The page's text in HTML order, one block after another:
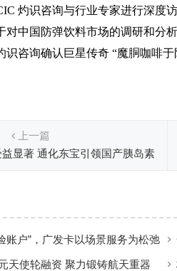
灼识咨询与行业专家进行深度
对中国防弹饮料市场的调研和分
识咨询确认巨星传奇 “魔胴咖啡
上一篇
显著 通化东宝引领国产胰岛素
账户”，广发卡以场景服务为松弛
天使轮融资 聚力锻铸航天重器